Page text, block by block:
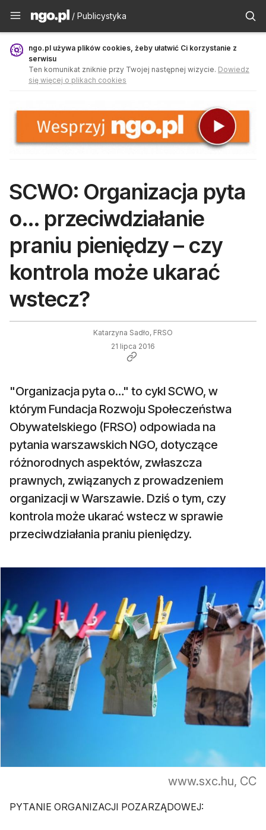
Publicystyka - ngo.pl
/ Publicystyka
ngo.pl używa plików cookies, żeby ułatwić Ci korzystanie z
serwisu
Ten komunikat zniknie przy Twojej następnej wizycie. Dowiedz
się więcej o plikach cookies
SCWO: Organizacja pyta
o... przeciwdziałanie
praniu pieniędzy – czy
kontrola może ukarać
wstecz?
Katarzyna Sadło, FRSO
21 lipca 2016
"Organizacja pyta o…" to cykl SCWO, w
którym Fundacja Rozwoju Społeczeństwa
Obywatelskiego (FRSO) odpowiada na
pytania warszawskich NGO, dotyczące
różnorodnych aspektów, zwłaszcza
prawnych, związanych z prowadzeniem
organizacji w Warszawie. Dziś o tym, czy
kontrola może ukarać wstecz w sprawie
przeciwdziałania praniu pieniędzy.
www.sxc.hu, CC
PYTANIE ORGANIZACJI POZARZĄDOWEJ: